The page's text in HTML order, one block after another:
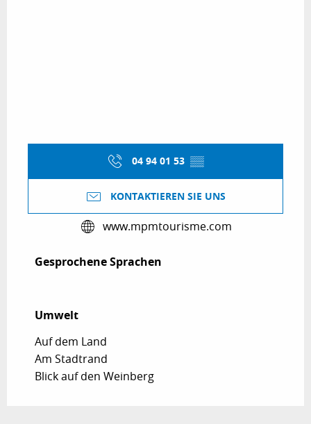
04 94 01 53 ▒▒
KONTAKTIEREN SIE UNS
www.mpmtourisme.com
Gesprochene Sprachen
Gesprochene Sprachen
Umwelt
Umwelt
Auf dem Land
Am Stadtrand
Blick auf den Weinberg